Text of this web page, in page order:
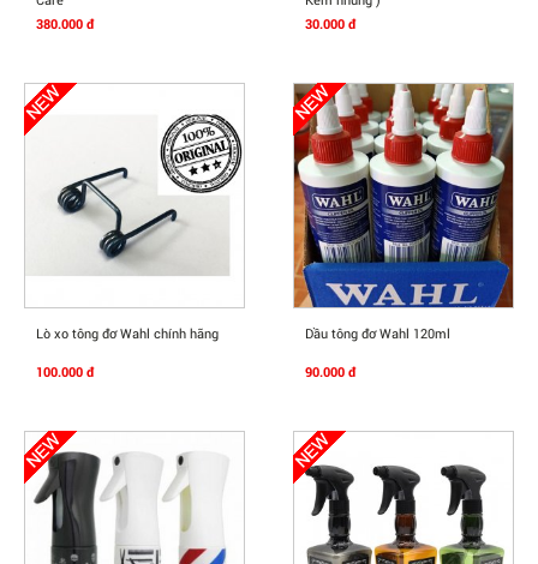
380.000 đ
30.000 đ
Mua Ngay
Lò xo tông đơ Wahl chính hãng
100.000 đ
Mua Ngay
Dầu tông đơ Wahl 120ml
90.000 đ